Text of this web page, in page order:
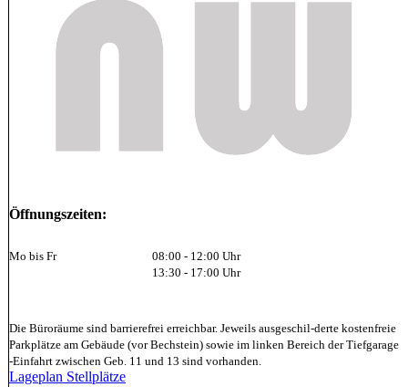
Öffnungszeiten:
Mo bis Fr
08:00 - 12:00 Uhr
13:30 - 17:00 Uhr
Die Büroräume sind barrierefrei erreichbar. Jeweils ausgeschil-derte kostenfreie
Parkplätze am Gebäude (vor Bechstein) sowie im linken Bereich der Tiefgarage
-Einfahrt zwischen Geb. 11 und 13 sind vorhanden.
Lageplan Stellplätze